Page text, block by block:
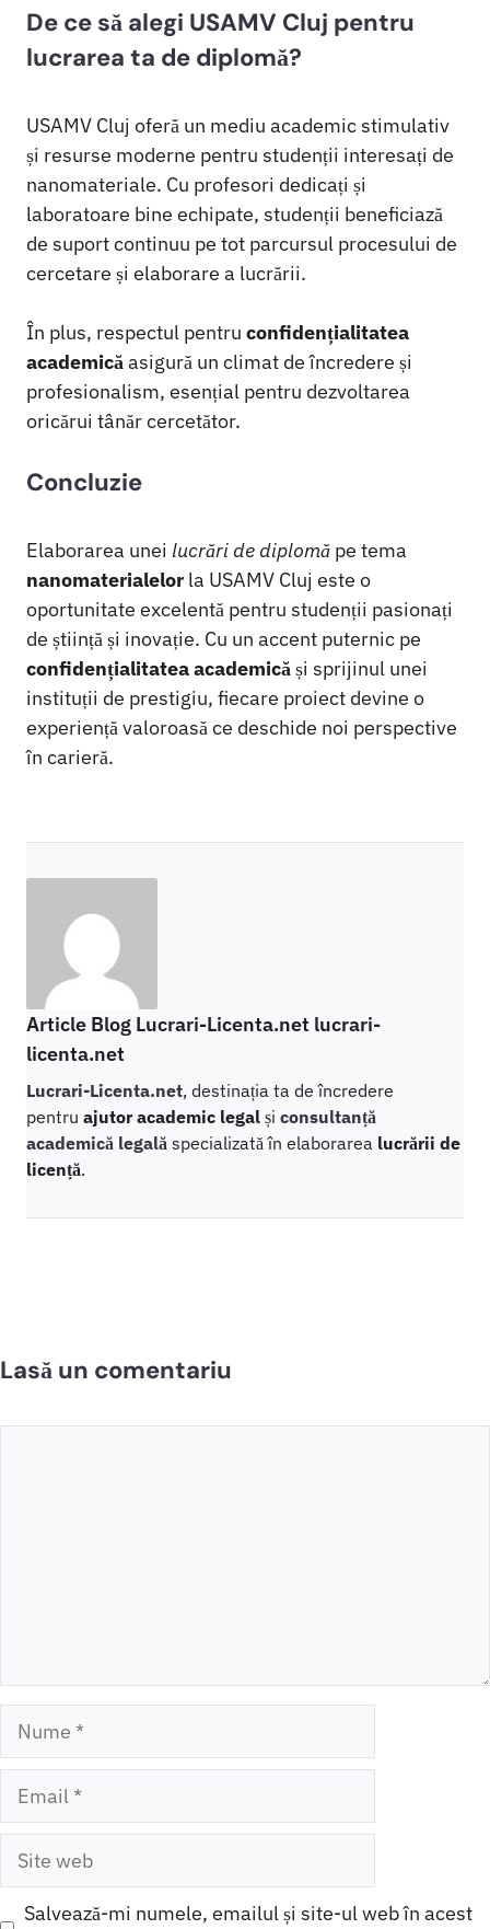
De ce să alegi USAMV Cluj pentru
lucrarea ta de diplomă?
USAMV Cluj oferă un mediu academic stimulativ
și resurse moderne pentru studenții interesați de
nanomateriale. Cu profesori dedicați și
laboratoare bine echipate, studenții beneficiază
de suport continuu pe tot parcursul procesului de
cercetare și elaborare a lucrării.
În plus, respectul pentru confidențialitatea
academicăasigură un climat de încredere și
profesionalism, esențial pentru dezvoltarea
oricărui tânăr cercetător.
Concluzie
Elaborarea unei lucrări de diplomă pe tema
nanomaterialelor la USAMV Cluj este o
oportunitate excelentă pentru studenții pasionați
de știință și inovație. Cu un accent puternic pe
confidențialitatea academicăși sprijinul unei
instituții de prestigiu, fiecare proiect devine o
experiență valoroasă ce deschide noi perspective
în carieră.
Article Blog Lucrari-Licenta.net lucrari-
licenta.net
Lucrari-Licenta.net, destinația ta de încredere
pentru ajutor academic legal și consultanță
academică legală specializată în elaborarea lucrării de
licență.
Lasă un comentariu
Nume
Email
Site
Salvează-mi numele, emailul și site-ul web în acest